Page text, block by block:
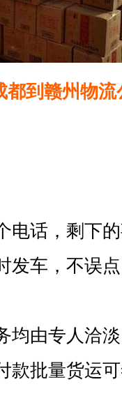
都到赣州物流
话，剩下
车，不误
由专人洽
批量货运